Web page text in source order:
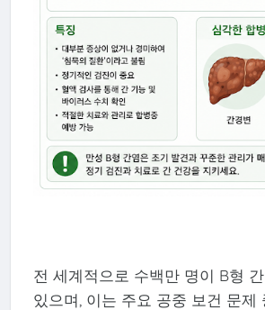
전 세계적으로 수백만 명이 B형
있으며, 이는 주요 공중 보건 문제